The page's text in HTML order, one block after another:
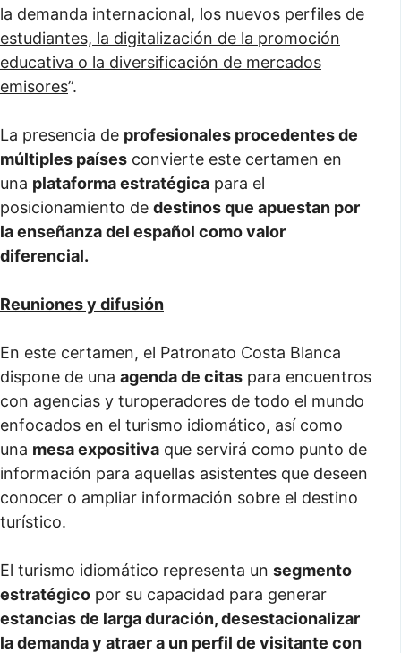
la demanda internacional, los nuevos perfiles de
estudiantes, la digitalización de la promoción
educativa o la diversificación de mercados
emisores”.
La presencia de profesionales procedentes de
múltiples países convierte este certamen en
una plataforma estratégica para el
posicionamiento de destinos que apuestan por
la enseñanza del español como valor
diferencial.
Reuniones y difusión
En este certamen, el Patronato Costa Blanca
dispone de una agenda de citas para encuentros
con agencias y turoperadores de todo el mundo
enfocados en el turismo idiomático, así como
una mesa expositiva que servirá como punto de
información para aquellas asistentes que deseen
conocer o ampliar información sobre el destino
turístico.
El turismo idiomático representa un segmento
estratégico por su capacidad para generar
estancias de larga duración, desestacionalizar
la demanda y atraer a un perfil de visitante con